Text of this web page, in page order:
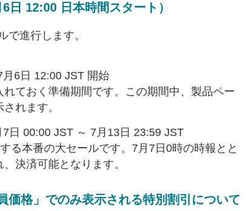
日 12:00 日本時間スタート）
で進行します。
月6日 12:00 JST 開始
ておく準備期間です。この期間中、製品ペー
れます。
7日 00:00 JST ～ 7月13日 23:59 JST
る本番の大セールです。7月7日0時の時報とと
決済可能となります。
価格」でのみ表示される特別割引について